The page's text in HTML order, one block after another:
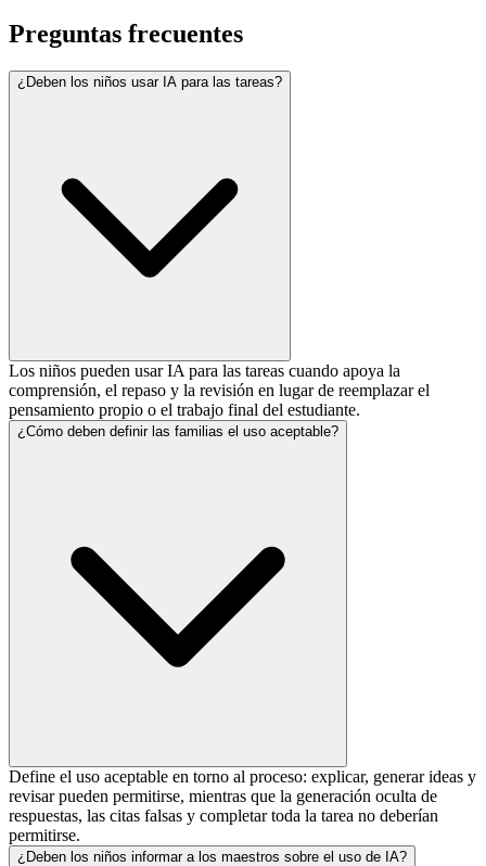
Preguntas frecuentes
¿Deben los niños usar IA para las tareas?
Los niños pueden usar IA para las tareas cuando apoya la
comprensión, el repaso y la revisión en lugar de reemplazar el
pensamiento propio o el trabajo final del estudiante.
¿Cómo deben definir las familias el uso aceptable?
Define el uso aceptable en torno al proceso: explicar, generar ideas y
revisar pueden permitirse, mientras que la generación oculta de
respuestas, las citas falsas y completar toda la tarea no deberían
permitirse.
¿Deben los niños informar a los maestros sobre el uso de IA?